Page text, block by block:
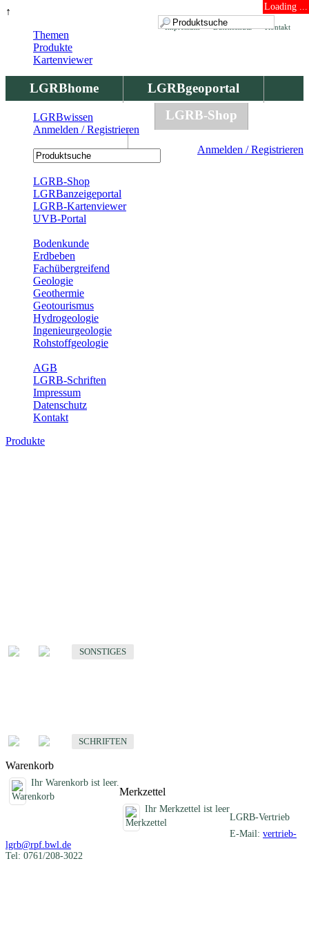
↑ Loading ...
Kontakt
Datenschutz
Impressum
LGRBhome
LGRBgeoportal
LGRBbohrungen
LGRB-Shop
Anmelden / Registrieren
Themen
Produkte
Kartenviewer
LGRBwissen
Anmelden / Registrieren
LGRB-Shop
LGRBanzeigeportal
LGRB-Kartenviewer
UVB-Portal
Bodenkunde
Erdbeben
Fachübergreifend
Geologie
Geothermie
Geotourismus
Hydrogeologie
Ingenieurgeologie
Rohstoffgeologie
AGB
LGRB-Schriften
Impressum
Datenschutz
Kontakt
Produkte
SONSTIGES
SCHRIFTEN
Warenkorb
Ihr Warenkorb ist leer.
Merkzettel
Ihr Merkzettel ist leer
LGRB-Vertrieb
E-Mail: vertrieb-
lgrb@rpf.bwl.de
Tel: 0761/208-3022